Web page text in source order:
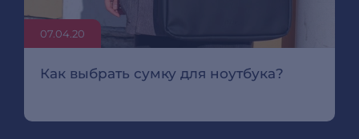
07.04.20
Как выбрать сумку для ноутбука?